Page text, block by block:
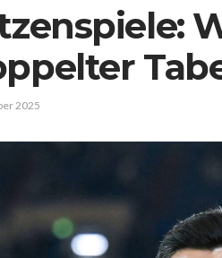
2025